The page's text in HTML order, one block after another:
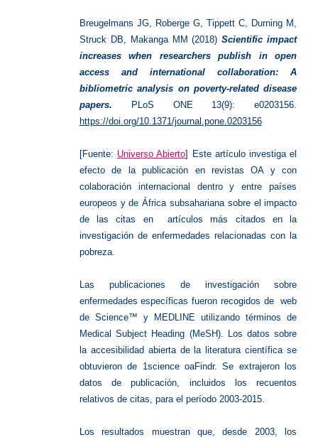
Breugelmans JG, Roberge G, Tippett C, Durning M,
Struck DB, Makanga MM (2018)Scientific impact
increases when researchers publish in open
access and international collaboration: A
bibliometric analysis on poverty-related disease
papers. PLoS ONE 13(9): e0203156.
https://doi.org/10.1371/journal.pone.0203156
[Fuente: Universo Abierto] Este artículo investiga el
efecto de la publicación en revistas OA y con
colaboración internacional dentro y entre países
europeos y de África subsahariana sobre el impacto
de las citas en artículos más citados en la
investigación de enfermedades relacionadas con la
pobreza.
Las publicaciones de investigación sobre
enfermedades específicas fueron recogidos de web
de Science™ y MEDLINE utilizando términos de
Medical Subject Heading (MeSH). Los datos sobre
la accesibilidad abierta de la literatura científica se
obtuvieron de 1science oaFindr. Se extrajeron los
datos de publicación, incluidos los recuentos
relativos de citas, para el período 2003-2015.
Los resultados muestran que, desde 2003, los